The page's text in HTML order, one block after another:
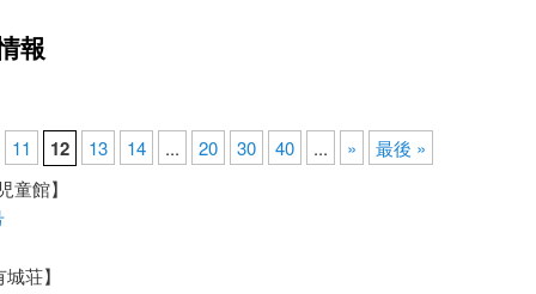
報
11 12 13 14 ... 20 30 40 ... »
最後 »
童館】
荘】